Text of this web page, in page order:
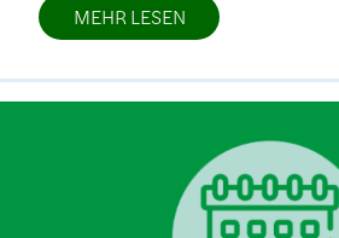
MEHR LESEN